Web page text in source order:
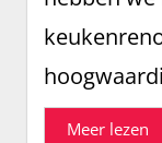
Meer lezen